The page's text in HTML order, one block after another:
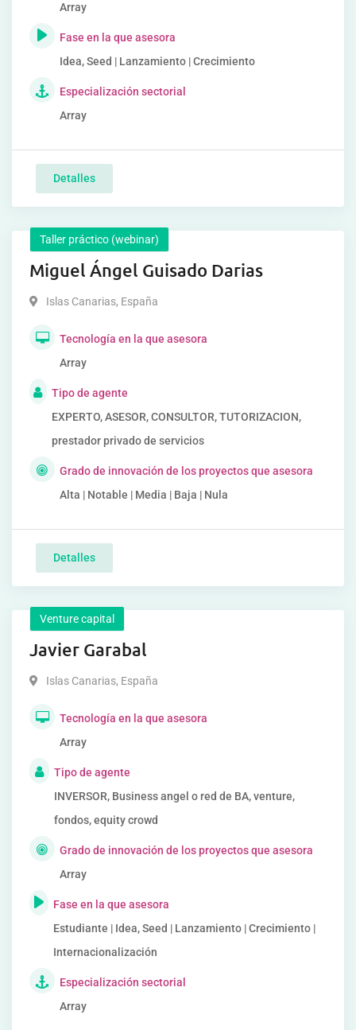
Array
Fase en la que asesora
Idea, Seed | Lanzamiento | Crecimiento
Especialización sectorial
Array
Detalles
Taller práctico (webinar)
Miguel Ángel Guisado Darias
Islas Canarias, España
Tecnología en la que asesora
Array
Tipo de agente
EXPERTO, ASESOR, CONSULTOR, TUTORIZACION,
prestador privado de servicios
Grado de innovación de los proyectos que asesora
Alta | Notable | Media | Baja | Nula
Detalles
Venture capital
Javier Garabal
Islas Canarias, España
Tecnología en la que asesora
Array
Tipo de agente
INVERSOR, Business angel o red de BA, venture,
fondos, equity crowd
Grado de innovación de los proyectos que asesora
Array
Fase en la que asesora
Estudiante | Idea, Seed | Lanzamiento | Crecimiento |
Internacionalización
Especialización sectorial
Array